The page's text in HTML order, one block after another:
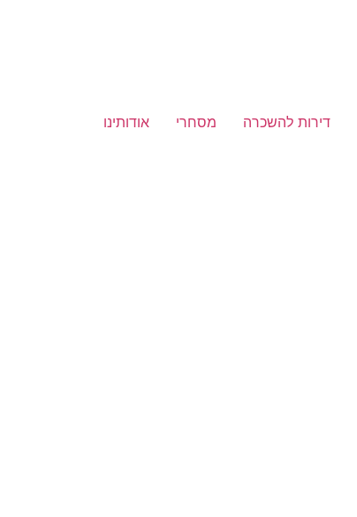
דירות להשכרה מסחרי אודותינו